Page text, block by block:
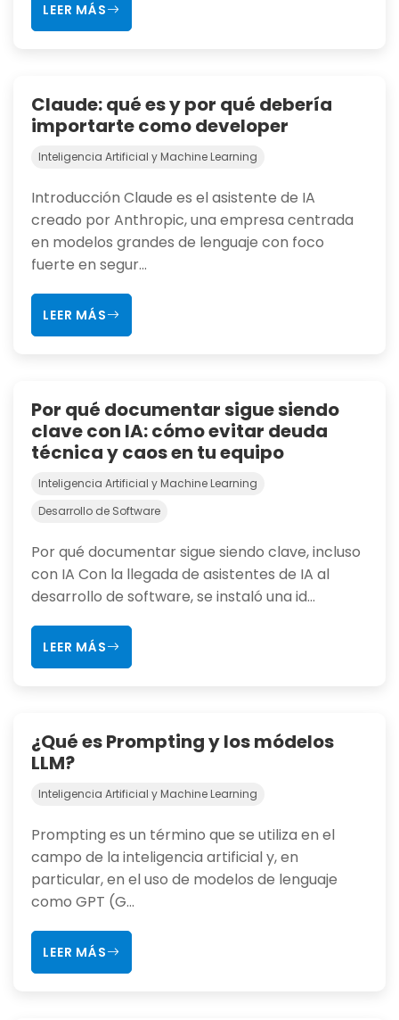
LEER MÁS
Claude: qué es y por qué debería
importarte como developer
Inteligencia Artificial y Machine Learning
Introducción Claude es el asistente de IA
creado por Anthropic, una empresa centrada
en modelos grandes de lenguaje con foco
fuerte en segur...
LEER MÁS
Por qué documentar sigue siendo
clave con IA: cómo evitar deuda
técnica y caos en tu equipo
Inteligencia Artificial y Machine Learning
Desarrollo de Software
Por qué documentar sigue siendo clave, incluso
con IA Con la llegada de asistentes de IA al
desarrollo de software, se instaló una id...
LEER MÁS
¿Qué es Prompting y los módelos
LLM?
Inteligencia Artificial y Machine Learning
Prompting es un término que se utiliza en el
campo de la inteligencia artificial y, en
particular, en el uso de modelos de lenguaje
como GPT (G...
LEER MÁS